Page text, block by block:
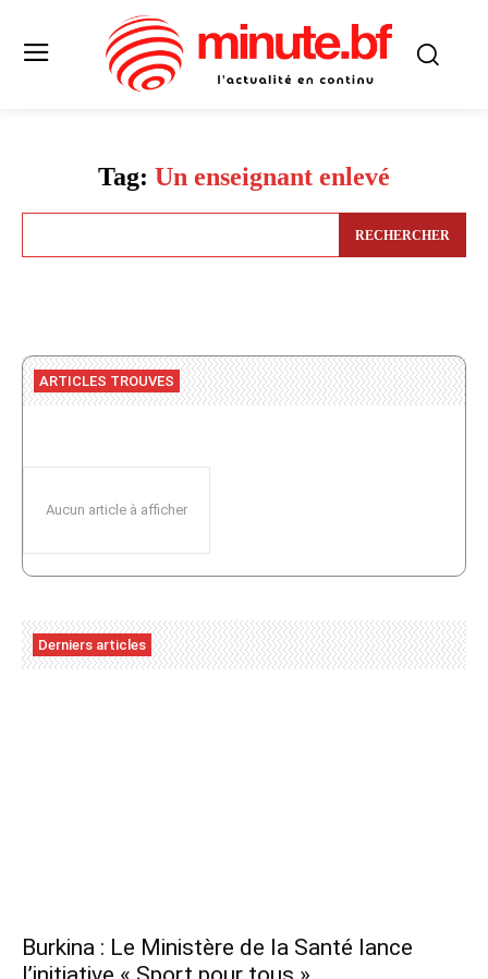
Tag: Un enseignant enlevé
RECHERCHER
ARTICLES TROUVES
Aucun article à afficher
Derniers articles
Burkina : Le Ministère de la Santé lance